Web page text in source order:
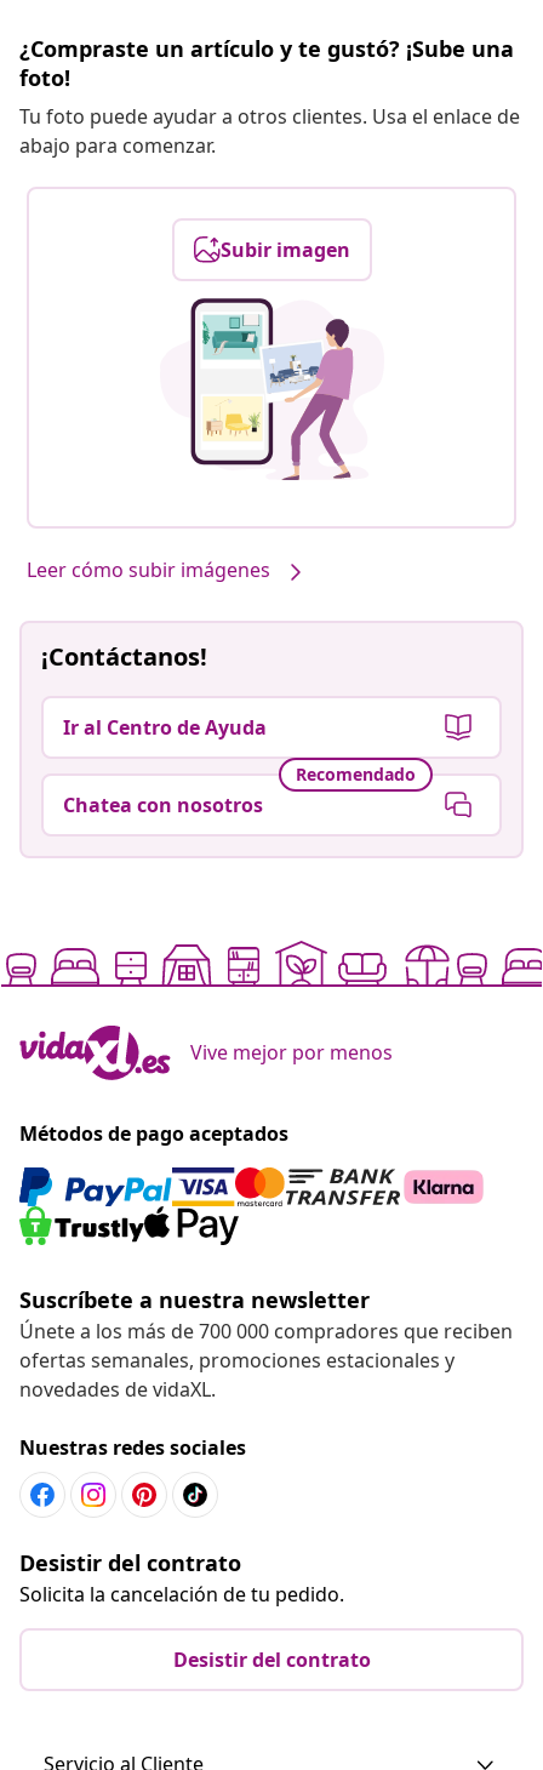
¿Compraste un artículo y te gustó? ¡Sube una
foto!
Tu foto puede ayudar a otros clientes. Usa el enlace de
abajo para comenzar.
Subir imagen
Leer cómo subir imágenes
¡Contáctanos!
Ir al Centro de Ayuda
Recomendado
Chatea con nosotros
Vive mejor por menos
Métodos de pago aceptados
Suscríbete a nuestra newsletter
Únete a los más de 700 000 compradores que reciben
ofertas semanales, promociones estacionales y
novedades de vidaXL.
Nuestras redes sociales
Desistir del contrato
Solicita la cancelación de tu pedido.
Desistir del contrato
Servicio al Cliente